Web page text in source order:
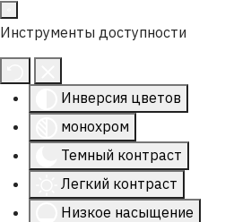
Инструменты доступности
Инверсия цветов
монохром
Темный контраст
Легкий контраст
Низкое насыщение